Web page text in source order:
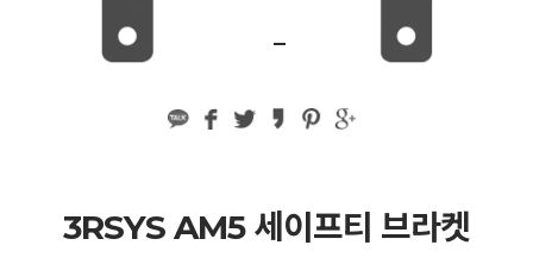
3RSYS AM5 세이프티 브라켓